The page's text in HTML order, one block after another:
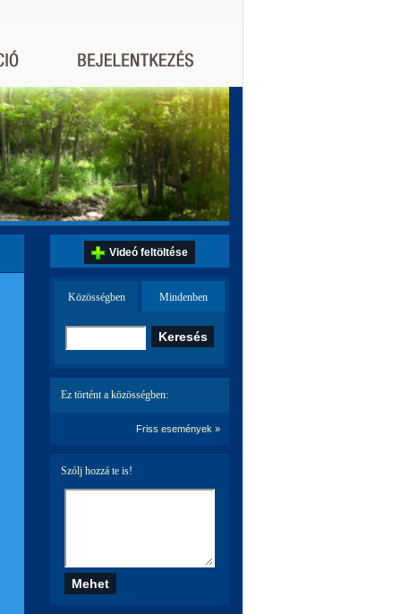
Videó feltöltése
Közösségben Mindenben
Ez történt a közösségben:
Friss események »
Szólj hozzá te is!